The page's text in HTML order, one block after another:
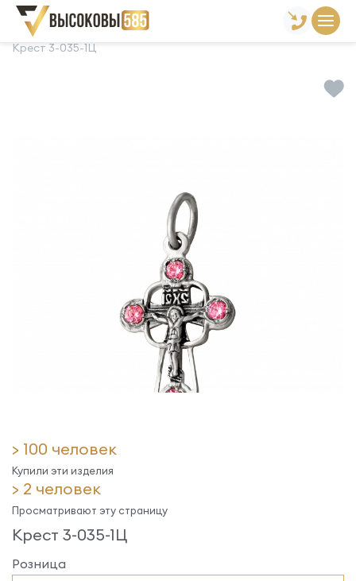
Главная Склад готовой продукции
Крест 3-035-1Ц
> 100 человек
Купили эти изделия
> 2 человек
Просматривают эту страницу
Крест 3-035-1Ц
Розница